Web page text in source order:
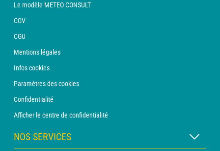
Le modèle METEO CONSULT
CGV
CGU
Mentions légales
Infos cookies
Paramètres des cookies
Confidentialité
Afficher le centre de confidentialité
NOS SERVICES